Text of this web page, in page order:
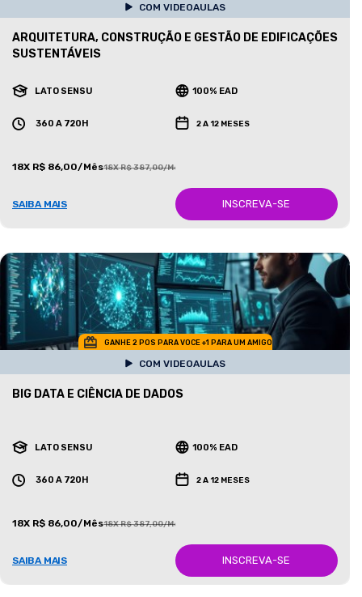
COM VIDEOAULAS
ARQUITETURA, CONSTRUÇÃO E GESTÃO DE EDIFICAÇÕES
SUSTENTÁVEIS
LATO SENSU 100% EAD
360 A 720H 2 A 12 MESES
18X R$ 86,00/Mês18X R$ 387,00/Mês
SAIBA MAIS INSCREVA-SE
GANHE 2 POS PARA VOCE +1 PARA UM AMIGO
COM VIDEOAULAS
BIG DATA E CIÊNCIA DE DADOS
LATO SENSU 100% EAD
360 A 720H 2 A 12 MESES
18X R$ 86,00/Mês18X R$ 387,00/Mês
SAIBA MAIS INSCREVA-SE